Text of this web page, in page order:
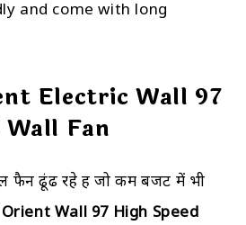
and come with long
Electric Wall 97
Fan
फैन ढूंढ रहे हैं जो कम बजट में भी
Orient Wall 97 High Speed